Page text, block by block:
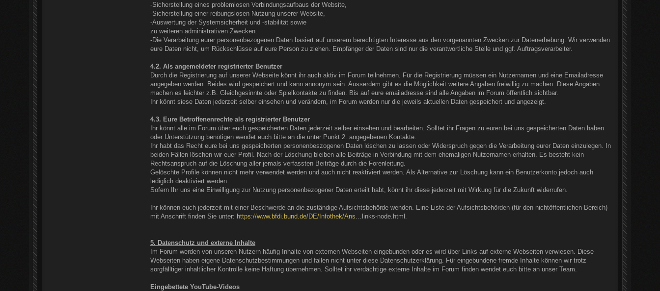
-Sicherstellung eines problemlosen Verbindungsaufbaus der Website,
-Sicherstellung einer reibungslosen Nutzung unserer Website,
-Auswertung der Systemsicherheit und -stabilität sowie
zu weiteren administrativen Zwecken.
-Die Verarbeitung eurer personenbezogenen Daten basiert auf unserem berechtigten Interesse aus den vorgenannten Zwecken zur Datenerhebung. Wir verwenden
eure Daten nicht, um Rückschlüsse auf eure Person zu ziehen. Empfänger der Daten sind nur die verantwortliche Stelle und ggf. Auftragsverarbeiter.
4.2. Als angemeldeter registrierter Benutzer
Durch die Registrierung auf unserer Webseite könnt ihr auch aktiv im Forum teilnehmen. Für die Registrierung müssen ein Nutzernamen und eine Emailadresse
angegeben werden. Beides wird gespeichert und kann annonym sein. Ausserdem gibt es die Möglichkeit weitere Angaben freiwillig zu machen. Diese Angaben
machen es leichter z.B. Gleichgesinnte oder Spielkontakte zu finden. Bis auf eure emailadresse sind alle Angaben im Forum öffentlich sichtbar.
Ihr könnt siese Daten jederzeit selber einsehen und verändern, im Forum werden nur die jeweils aktuellen Daten gespeichert und angezeigt.
4.3. Eure Betroffenenrechte als registrierter Benutzer
Ihr könnt alle im Forum über euch gespeicherten Daten jederzeit selber einsehen und bearbeiten. Solltet ihr Fragen zu euren bei uns gespeicherten Daten haben
oder Unterstützung benötigen wendet euch bitte an die unter Punkt 2. angegebenen Kontakte.
Ihr habt das Recht eure bei uns gespeicherten personenbeszogenen Daten löschen zu lassen oder Widerspruch gegen die Verarbeitung eurer Daten einzulegen. In
beiden Fällen löschen wir euer Profil. Nach der Löschung bleiben alle Beiträge in Verbindung mit dem ehemaligen Nutzernamen erhalten. Es besteht kein
Rechtsanspruch auf die Löschung aller jemals verfassten Beiträge durch die Forenleitung.
Gelöschte Profile können nicht mehr verwendet werden und auch nicht reaktiviert werden. Als Alternative zur Löschung kann ein Benutzerkonto jedoch auch
lediglich deaktiviert werden.
Sofern Ihr uns eine Einwilligung zur Nutzung personenbezogener Daten erteilt habt, könnt ihr diese jederzeit mit Wirkung für die Zukunft widerrufen.
Ihr können euch jederzeit mit einer Beschwerde an die zuständige Aufsichtsbehörde wenden. Eine Liste der Aufsichtsbehörden (für den nichtöffentlichen Bereich)
mit Anschrift finden Sie unter: https://www.bfdi.bund.de/DE/Infothek/Ans …links-node.html.
5. Datenschutz und externe Inhalte
Im Forum werden von unseren Nutzern häufig Inhalte von externen Webseiten eingebunden oder es wird über Links auf externe Webseiten verwiesen. Diese
Webseiten haben eigene Datenschutzbestimmungen und fallen nicht unter diese Datenschutzerklärung. Für eingebundene fremde Inhalte können wir trotz
sorgfälltiger inhaltlicher Kontrolle keine Haftung übernehmen. Solltet ihr verdächtige externe Inhalte im Forum finden wendet euch bitte an unser Team.
Eingebettete YouTube-Videos